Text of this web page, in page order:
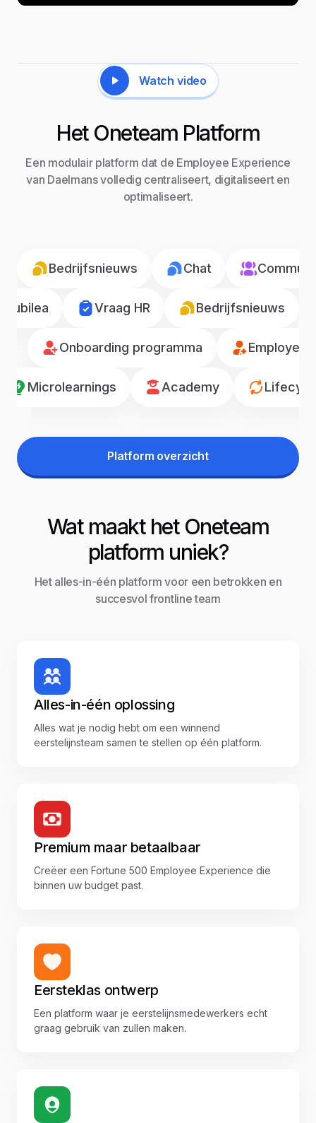
Watch video
Het Oneteam Platform
Een modulair platform dat de Employee Experience
van Daelmans volledig centraliseert, digitaliseert en
optimaliseert.
Bedrijfsnieuws Chat
Jubilea Vraag HR Bedrijfsnieuws
Onboarding programma Employee
Microlearnings Academy
Platform overzicht
Wat maakt het Oneteam
platform uniek?
Het alles-in-één platform voor een betrokken en
succesvol frontline team
Alles-in-één oplossing
Alles wat je nodig hebt om een winnend
eerstelijnsteam samen te stellen op één platform.
Premium maar betaalbaar
Creëer een Fortune 500 Employee Experience die
binnen uw budget past.
Eersteklas ontwerp
Een platform waar je eerstelijnsmedewerkers echt
graag gebruik van zullen maken.